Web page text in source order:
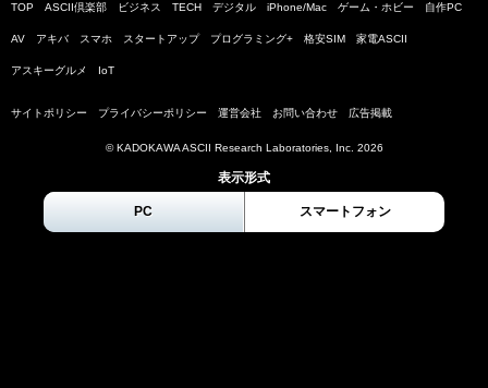
TOP ASCII倶楽部 ビジネス TECH デジタル iPhone/Mac ゲーム・ホビー 自作PC
AV アキバ スマホ スタートアップ プログラミング+ 格安SIM 家電ASCII
アスキーグルメ IoT
サイトポリシー プライバシーポリシー 運営会社 お問い合わせ 広告掲載
© KADOKAWA ASCII Research Laboratories, Inc. 2026
表示形式
PC スマートフォン